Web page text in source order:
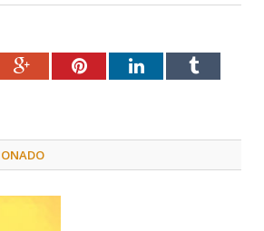
Google+PinterestLinkedInTumblr